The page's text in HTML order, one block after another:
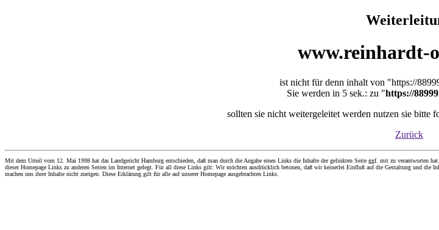
www.reinhardt-
ist nicht für denn inhalt von "https://
Sie werden in 5 sek.: zu "https://
sollten sie nicht weitergeleitet werden nutzen sie bitte
Zurück
Mit dem Urteil vom 12. Mai 1998 hat das Landgericht Hamburg entschieden, daß man durch die Angabe eines Links die Inhalte der gelinkten Seite ggf. mit zu verantworten
dieser Homepage Links zu anderen Seiten im Internet gelegt. Für all diese Links gilt: Wir möchten ausdrücklich betonen, daß wir keinerlei Einfluß auf die Gestaltung und die
machen uns ihrer Inhalte nicht zueigen. Diese Erklärung gilt für alle auf unserer Homepage ausgebrachten Links.